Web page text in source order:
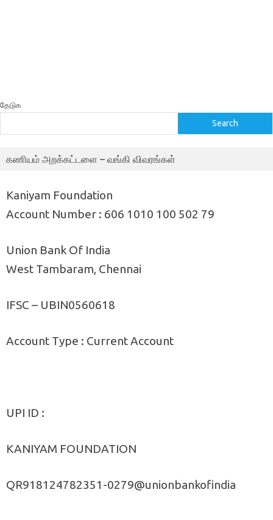
தேடுக
Search
கணியம் அறக்கட்டளை – வங்கி விவரங்கள்
Kaniyam Foundation
Account Number : 606 1010 100 502 79
Union Bank Of India
West Tambaram, Chennai
IFSC – UBIN0560618
Account Type : Current Account
UPI ID :
KANIYAM FOUNDATION
QR918124782351-0279@unionbankofindia